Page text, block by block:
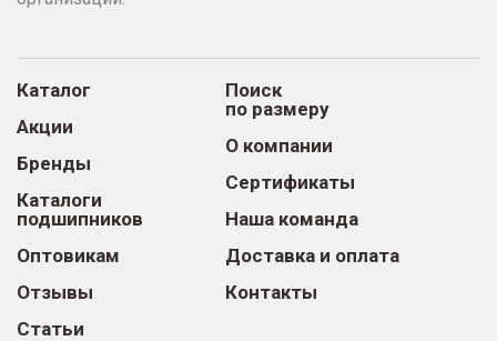
Каталог
Акции
Бренды
Каталоги
подшипников
Оптовикам
Отзывы
Статьи
Поиск
по размеру
О компании
Сертификаты
Наша команда
Доставка и оплата
Контакты